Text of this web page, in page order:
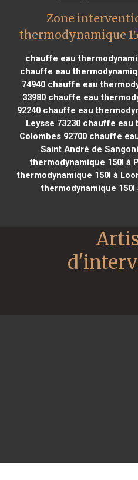
Zone
thermodynamique
chauffe eau
chauffe eau
74940chauffe eau
33980chauffe eau
92240chauffe eau
Leysse 73230 chauffe eau
Colombes 92700 chauffe
Saint André de
thermodynamique 150l à
thermodynamique 150l à
thermodynamique 150l